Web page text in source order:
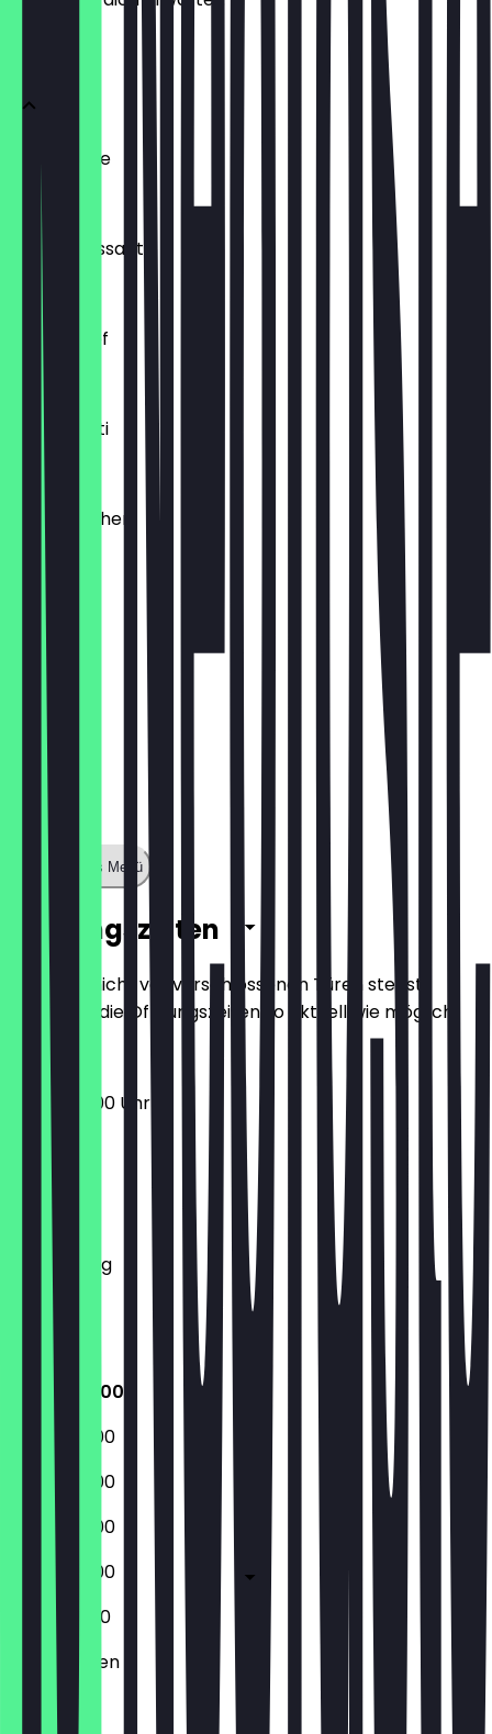
Ofenfrische
0,54 €
Buttercroissant
1,80 €
Laugenzopf
1,20 €
Dinkelkrusti
1,10 €
Käsebrötchen
1,60 €
Zeige ganzes Menü
Öffnungszeiten
Damit du nicht vor verschlossenen Türen stehst,
halten wir die Öffnungszeiten so aktuell wie möglich.
05:30 - 18:00 Uhr
Montag
Dienstag
Mittwoch
Donnerstag
Freitag
Samstag
Sonntag
05:30 - 18:00
05:30 - 18:00
05:30 - 18:00
05:30 - 18:00
05:30 - 18:00
07:00 - 11:00
Geschlossen